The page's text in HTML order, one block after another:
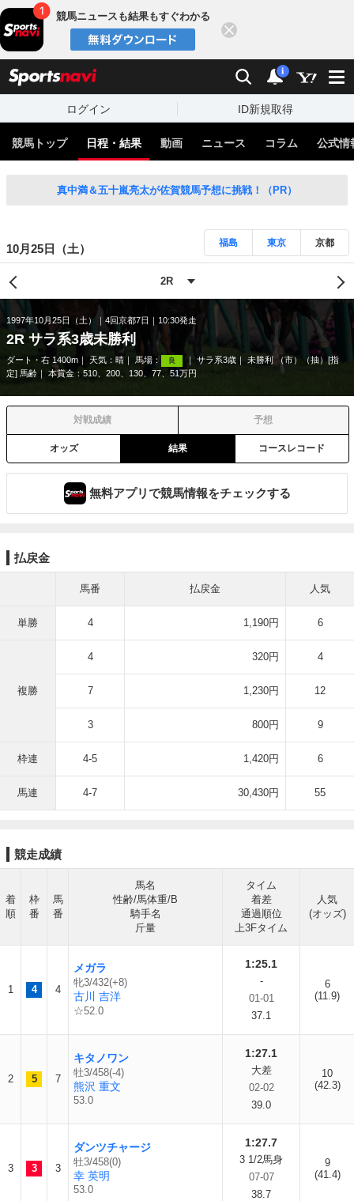
競馬ニュースも結果もすぐわかる
検索 通知
i
ログイン ID新規取得
競馬トップ 日程・結果 動画 ニュース コラム 公式情
真中満＆五十嵐亮太が佐賀競馬予想に挑戦！（PR）
10月25日（土） 福島 東京 京都
1997年10月25日（土） 4回京都7日 10:30発走
2R サラ系3歳未勝利
ダート・右 1400m 天気： 晴 馬場： 良 サラ系3歳
未勝利 （市）（抽）[指
定] 馬齢
本賞金：510、200、130、77、51万円
対戦成績 予想
オッズ 結果 コースレコード
無料アプリで競馬情報をチェックする
払戻金
馬番 払戻金 人気
単勝 4 1,190円 6
複勝
4 320円 4
7 1,230円 12
3 800円 9
枠連 4-5 1,420円 6
馬連 4-7 30,430円 55
競走成績
着
順
枠
番
馬
番
馬名
性齢/馬体重/B
騎手名
斤量
タイム
着差
通過順位
上3Fタイム
人気
(オッズ)
1 4 4
メガラ
牝3/432(+8)
古川 吉洋
☆52.0
1:25.1
-
01-01
37.1
6
(11.9)
2 5 7
キタノワン
牡3/458(-4)
熊沢 重文
53.0
1:27.1
大差
02-02
39.0
10
(42.3)
3 3 3
ダンツチャージ
牡3/458(0)
幸 英明
53.0
1:27.7
3 1/2馬身
07-07
38.7
9
(41.4)